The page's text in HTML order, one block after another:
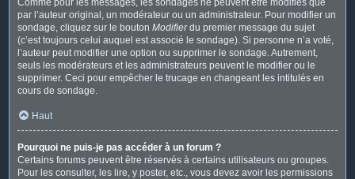
Comme pour les messages, les sondages ne peuvent être modifiés que
par l’auteur original, un modérateur ou un administrateur. Pour modifier un
sondage, cliquez sur le bouton Modifierdu premier message du sujet
(c’est toujours celui auquel est associé le sondage). Si personne n’a voté,
l’auteur peut modifier une option ou supprimer le sondage. Autrement,
seuls les modérateurs et les administrateurs peuvent le modifier ou le
supprimer. Ceci pour empêcher le trucage en changeant les intitulés en
cours de sondage.
Haut
Pourquoi ne puis-je pas accéder à un forum ?
Certains forums peuvent être réservés à certains utilisateurs ou groupes.
Pour les consulter, les lire, y poster, etc., vous devez avoir les permissions